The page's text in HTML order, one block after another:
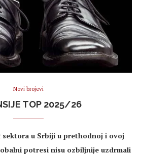
Novi brojevi
TOP 2025/26
u Srbiji u prethodnoj i ovoj
potresi nisu ozbiljnije uzdrmali